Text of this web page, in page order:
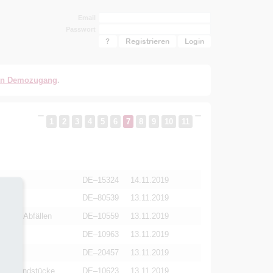
? Registrieren
Demozugang.
1 2 3 4 5 6 7 8 9 10 11
DE–15324
14.11.2019
DE–80539
13.11.2019
Abfällen
DE–10559
13.11.2019
DE–10963
13.11.2019
DE–20457
13.11.2019
Grundstücke
DE–10623
13.11.2019